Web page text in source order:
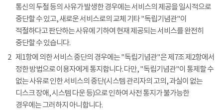
통신의 두절 등의 사유가 발생한 경우에는 서비스의 제공을 일시적으로
중단할 수 있고, 새로운 서비스로의 교체 기타 "독립기념관"이
적절하다고 판단하는 사유에 기하여 현재 제공되는 서비스를 완전히
중단할 수 있습니다.
2 제1항에 의한 서비스 중단의 경우에는 "독립기념관"은 제7조 제2항에서
정한 방법으로 이용자에게 통지합니다. 다만, "독립기념관"이 통제할 수
없는 사유로 인한 서비스의 중단(시스템 관리자의 고의, 과실이 없는
디스크 장애, 시스템 다운 등)으로 인하여 사전 통지가 불가능한
경우에는 그러하지 아니합니다.